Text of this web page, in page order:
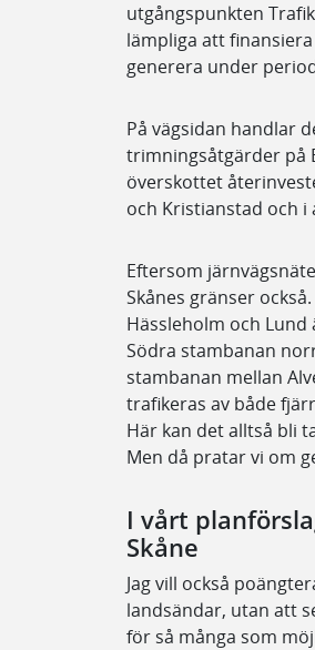
utgångspunkten
lämpliga att
generera under
På vägsidan handlar
trimningsåtgärder på
överskottet
och Kristianstad och
Eftersom
Skånes gränser
Hässleholm och
Södra stambanan
stambanan mellan
trafikeras av både
Här kan det alltså bli
Men då pratar vi om
I vårt
Skåne
Jag vill också
landsändar, utan att
för så många som